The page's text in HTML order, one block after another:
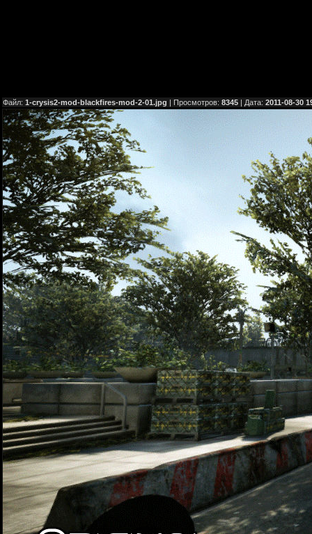
Файл: 1-crysis2-mod-blackfires-mod-2-01.jpg | Просмотров: 8345 | Дата: 2011-08-30